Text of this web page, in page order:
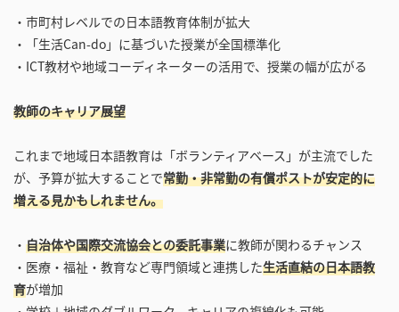
・市町村レベルでの日本語教育体制が拡大
・「生活Can-do」に基づいた授業が全国標準化
・ICT教材や地域コーディネーターの活用で、授業の幅が広がる
教師のキャリア展望
これまで地域日本語教育は「ボランティアベース」が主流でした
が、予算が拡大することで常勤・非常勤の有償ポストが安定的に
増える見かもしれません。
・ 自治体や国際交流協会との委託事業に教師が関わるチャンス
・医療・福祉・教育など専門領域と連携した生活直結の日本語教
育が増加